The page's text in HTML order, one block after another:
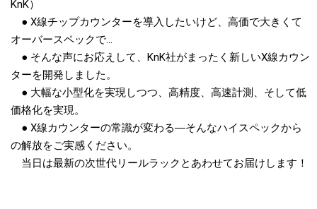
KnK）
● X線チップカウンターを導入したいけど、高価で大きくて
オーバースペックで…
● そんな声にお応えして、KnK社がまったく新しいX線カウン
ターを開発しました。
● 大幅な小型化を実現しつつ、高精度、高速計測、そして低
価格化を実現。
● X線カウンターの常識が変わる―そんなハイスペックから
の解放をご実感ください。
当日は最新の次世代リールラックとあわせてお届けします！